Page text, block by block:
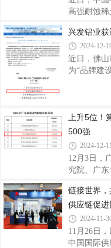
域，鞭炮
红红火火、
事顺遂，公
高强耐蚀
公司、佛山
请了中铝科
技大学教授
国、中国
资料，通
兴发铝业获
2024-12-
近日，佛
为“品牌建
业自1984
作，以标准
定超160项
术文件和
量保证体
可。长期以
上升5位！
500强
2024-12-
12月3日，
究院、广
第27位，
业在制造业
解，“广东
发展改革
院、省制
链接世界
供应链促进
2024-11-
11月26日
中国国际供